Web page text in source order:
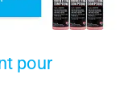
pour